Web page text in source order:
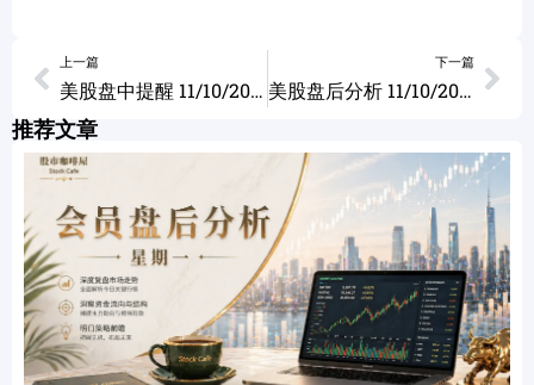
上一篇
美股盘中提醒 11/10/2022
下一篇
美股盘后分析 11/10/2022
推荐文章